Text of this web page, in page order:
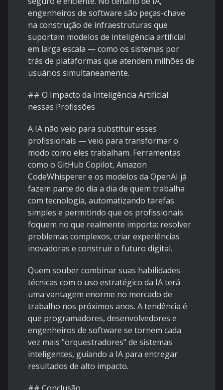
engenheiros de software são peças-chave
na construção de infraestruturas que
suportam modelos de inteligência artificial
em larga escala — como os sistemas por
trás de plataformas que atendem milhões de
usuários simultaneamente.
## O Impacto da Inteligência Artificial
nessas Profissões
A IA não veio para substituir esses
profissionais — veio para transformar o
modo como eles trabalham. Ferramentas
como o GitHub Copilot, Amazon
CodeWhisperer e os modelos da OpenAI já
fazem parte do dia a dia de quem trabalha
com tecnologia, automatizando tarefas
simples e permitindo que os profissionais
foquem no que realmente importa: resolver
problemas complexos, criar experiências
inovadoras e construir o futuro digital.
Quem souber combinar suas habilidades
técnicas com o uso estratégico da IA terá
uma vantagem enorme no mercado de
trabalho nos próximos anos. A tendência é
que programadores, desenvolvedores e
engenheiros de software se tornem cada
vez mais "orquestradores" de sistemas
inteligentes, guiando a IA para entregar
resultados de alto impacto.